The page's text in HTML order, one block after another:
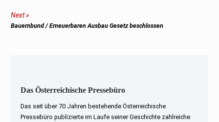
Next
Next
Bauernbund / Erneuerbaren Ausbau Gesetz beschlossen
Das Österreichische Pressebüro
Das seit über 70 Jahren bestehende Österreichische
Pressebüro publizierte im Laufe seiner Geschichte zahlreiche